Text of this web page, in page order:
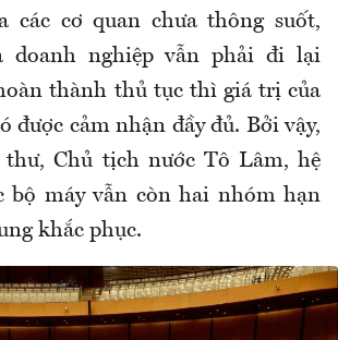
các cơ quan chưa thông suốt,
doanh nghiệp vẫn phải đi lại
thành thủ tục thì giá trị của
được cảm nhận đầy đủ. Bởi vậy,
Chủ tịch nước Tô Lâm, hệ
bộ máy vẫn còn hai nhóm hạn
khắc phục.